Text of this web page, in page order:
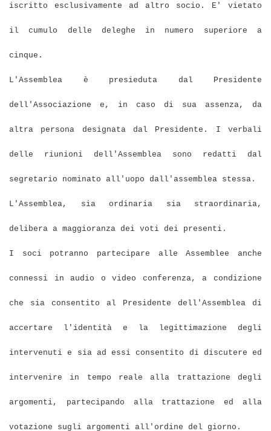
iscritto esclusivamente ad altro socio. E' vietato
il cumulo delle deleghe in numero superiore a
cinque.
L'Assemblea è presieduta dal Presidente
dell'Associazione e, in caso di sua assenza, da
altra persona designata dal Presidente. I verbali
delle riunioni dell'Assemblea sono redatti dal
segretario nominato all'uopo dall'assemblea stessa.
L'Assemblea, sia ordinaria sia straordinaria,
delibera a maggioranza dei voti dei presenti.
I soci potranno partecipare alle Assemblee anche
connessi in audio o video conferenza, a condizione
che sia consentito al Presidente dell'Assemblea di
accertare l'identità e la legittimazione degli
intervenuti e sia ad essi consentito di discutere ed
intervenire in tempo reale alla trattazione degli
argomenti, partecipando alla trattazione ed alla
votazione sugli argomenti all'ordine del giorno.